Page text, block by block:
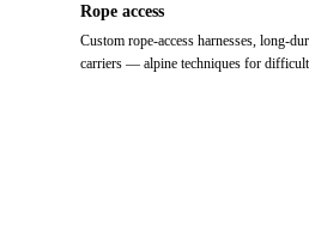
Rope access
Custom rope-access harnesses, long-
carriers — alpine techniques for difficult